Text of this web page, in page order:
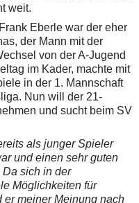
weit.
Eberle war der eher
der Mann mit der
von der A-Jugend
im Kader, machte mit
in der 1. Mannschaft
Nun will der 21-
und sucht beim SV
als junger Spieler
und einen sehr guten
Da sich in der
Möglichkeiten für
er meiner Meinung nach